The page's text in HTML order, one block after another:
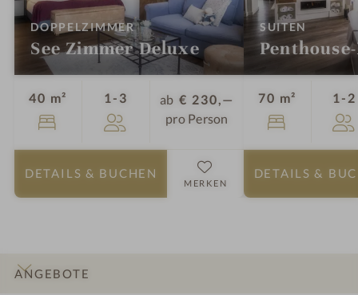
DOPPELZIMMER:
See Zimmer Deluxe
40 m² 1-3 Personen
ab € 230,—
pro Person
DETAILS & BUCHEN
MERKEN
SUITEN :
70 m² 1-2
DETAILS &
ANGEBOTE